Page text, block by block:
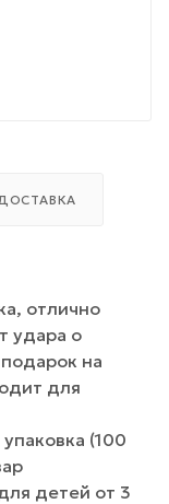
отлично
удара о
на
для
(100
детей от 3